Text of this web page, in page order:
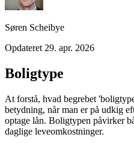
Søren Scheibye
Opdateret 29. apr. 2026
Boligtype
At forstå, hvad begrebet
betydning, når man er på udkig
optage lån. Boligtypen påvirker
daglige leveomkostninger.